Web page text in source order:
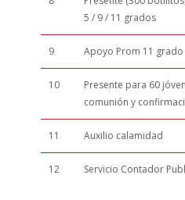
5 / 9 / 11 grados
9 Apoyo Prom 11 grado
10
Presente para 60
comunión y
11 Auxilio calamidad
12 Servicio Contador